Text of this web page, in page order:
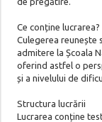
Ce conține lucrarea?
Culegerea reunește
admitere la Școala
oferind astfel o
și a nivelului de
Structura lucrării
Lucrarea conține